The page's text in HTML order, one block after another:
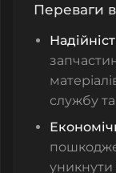
Переваги
службу
уникнути